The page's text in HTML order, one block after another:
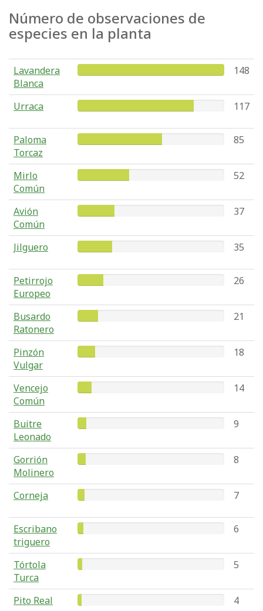
Número de observaciones de
especies en la planta
Lavandera
Blanca
148
Urraca 117
Paloma
Torcaz
85
Mirlo
Común
52
Avión
Común
37
Jilguero 35
Petirrojo
Europeo
26
Busardo
Ratonero
21
Pinzón
Vulgar
18
Vencejo
Común
14
Buitre
Leonado
9
Gorrión
Molinero
8
Corneja 7
Escribano
triguero
6
Tórtola
Turca
5
Pito Real 4